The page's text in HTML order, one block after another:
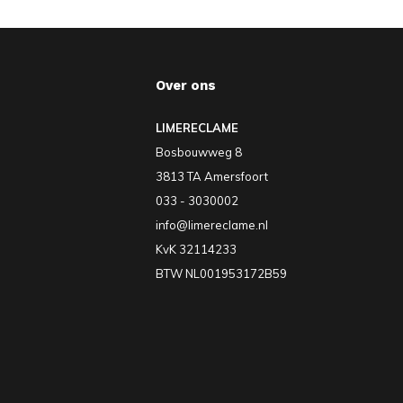
Over ons
LIMERECLAME
Bosbouwweg 8
3813 TA Amersfoort
033 - 3030002
info@limereclame.nl
KvK 32114233
BTW NL001953172B59